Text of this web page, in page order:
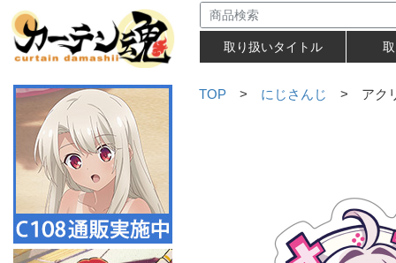
取り扱いタイトル
TOP > にじさんじ > アクリ